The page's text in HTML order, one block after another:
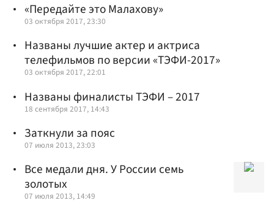
«Передайте это Малахову»
03 октября 2017, 23:30
Названы лучшие актер и актриса
телефильмов по версии «ТЭФИ-2017»
03 октября 2017, 22:01
Названы финалисты ТЭФИ – 2017
18 сентября 2017, 14:43
Заткнули за пояс
07 июля 2013, 23:03
Все медали дня. У России семь
золотых
07 июля 2013, 14:49